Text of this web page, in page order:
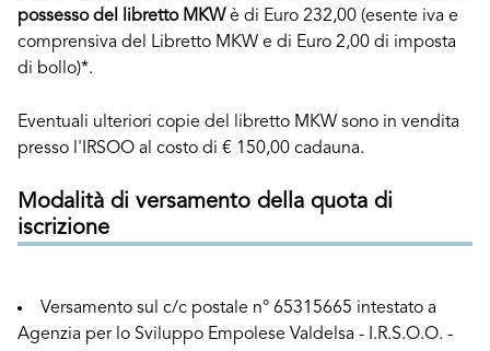
possesso del libretto MKW è di Euro 232,00 (esente iva e
comprensiva del Libretto MKW e di Euro 2,00 di imposta
di bollo)*.
Eventuali ulteriori copie del libretto MKW sono in vendita
presso l'IRSOO al costo di € 150,00 cadauna.
Modalità di versamento della quota di
iscrizione
Versamento sul c/c postale n° 65315665 intestato a
Agenzia per lo Sviluppo Empolese Valdelsa - I.R.S.O.O. -